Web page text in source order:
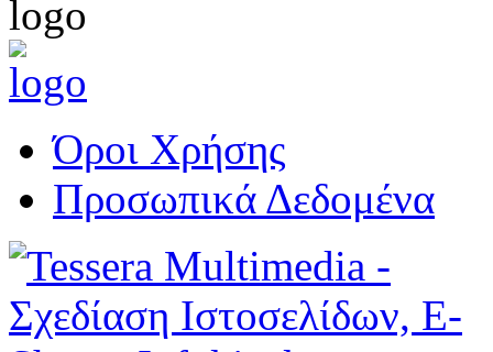
Όροι Χρήσης
Προσωπικά Δεδομένα